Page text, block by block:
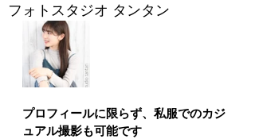
フォトスタジオ タンタン
プロフィールに限らず、私服でのカジ
ュアル撮影も可能です